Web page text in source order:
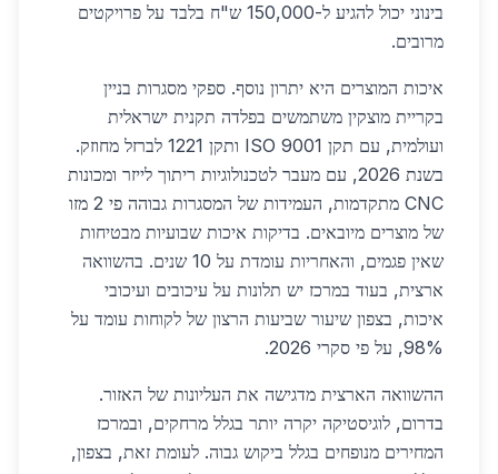
בינוני יכול להגיע ל-150,000 ש"ח בלבד על פרויקטים
מרובים.
איכות המוצרים היא יתרון נוסף. ספקי מסגרות בניין
בקריית מוצקין משתמשים בפלדה תקנית ישראלית
ועולמית, עם תקן ISO 9001 ותקן 1221 לברזל מחוזק.
בשנת 2026, עם מעבר לטכנולוגיות ריתוך לייזר ומכונות
CNC מתקדמות, העמידות של המסגרות גבוהה פי 2 מזו
של מוצרים מיובאים. בדיקות איכות שבועיות מבטיחות
שאין פגמים, והאחריות עומדת על 10 שנים. בהשוואה
ארצית, בעוד במרכז יש תלונות על עיכובים ועיכובי
איכות, בצפון שיעור שביעות הרצון של לקוחות עומד על
98%, על פי סקרי 2026.
ההשוואה הארצית מדגישה את העליונות של האזור.
בדרום, לוגיסטיקה יקרה יותר בגלל מרחקים, ובמרכז
המחירים מנופחים בגלל ביקוש גבוה. לעומת זאת, בצפון,